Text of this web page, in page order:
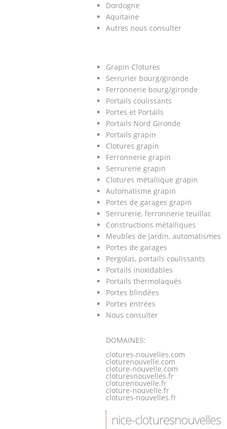
Dordogne
Aquitaine
Autres nous consulter
Grapin Clotures
Serrurier bourg/gironde
Ferronnerie bourg/gironde
Portails coulissants
Portes et Portails
Portails Nord Gironde
Portails grapin
Clotures grapin
Ferronnerie grapin
Serrurerie grapin
Clotures métallique grapin
Automatisme grapin
Portes de garages grapin
Serrurerie, ferronnerie teuillac
Constructions métalliques
Meubles de jardin, automatismes
Portes de garages
Pergolas, portails coulissants
Portails inoxidables
Portails thermolaqués
Portes blindées
Portes entrées
Nous consulter
DOMAINES:
clotures-nouvelles.com
cloturenouvelle.com
cloture-nouvelle.com
cloturesnouvelles.fr
cloturenouvelle.fr
cloture-nouvelle.fr
clotures-nouvelles.fr
nice-cloturesnouvelles